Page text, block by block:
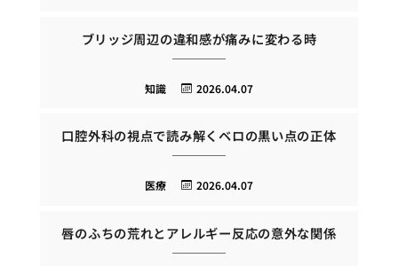
ブリッジ周辺の違和感が痛みに変わる時
2026.04.07
知識
口腔外科の視点で読み解くベロの黒い点の正体
2026.04.07
医療
唇のふちの荒れとアレルギー反応の意外な関係